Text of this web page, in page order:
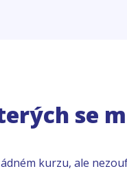
se
kurzu, ale